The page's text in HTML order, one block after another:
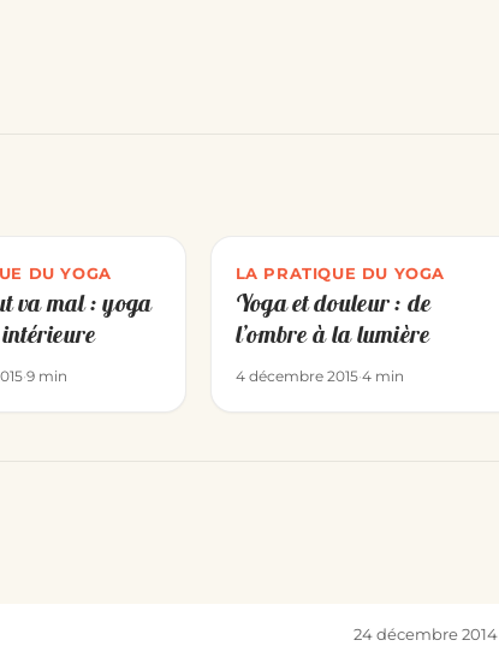
DU YOGA
va mal : yoga
·9 min
LA PRATIQUE DU YOGA
Yoga et douleur : de
l’ombre à la lumière
4 décembre 2015·4 min
24 décembre 2014